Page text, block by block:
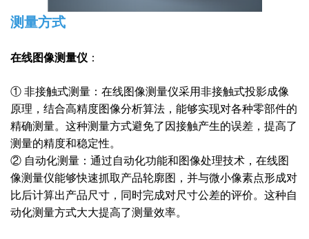
测量方式
在线图像测量仪 ：
① 非接触式测量：在线图像测量仪采用非接触式投影成像
原理，结合高精度图像分析算法，能够实现对各种零部件的
精确测量。这种测量方式避免了因接触产生的误差，提高了
测量的精度和稳定性。
② 自动化测量：通过自动化功能和图像处理技术，在线图
像测量仪能够快速抓取产品轮廓图，并与微小像素点形成对
比后计算出产品尺寸，同时完成对尺寸公差的评价。这种自
动化测量方式大大提高了测量效率。